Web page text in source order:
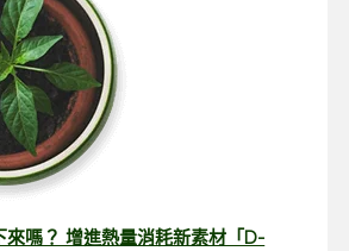
來嗎？ 增進熱量消耗新素材「D-